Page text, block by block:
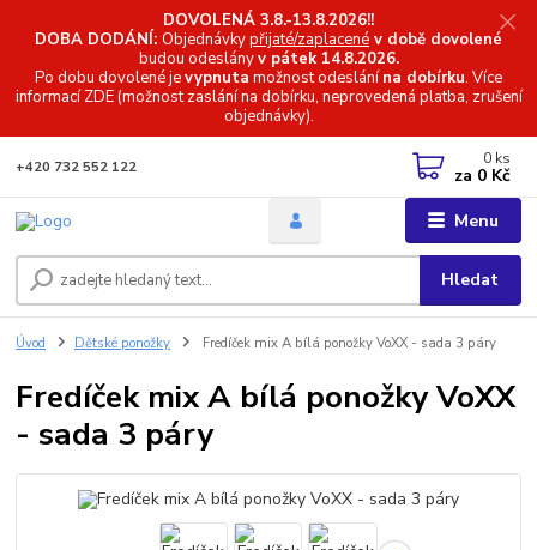
DOVOLENÁ 3.8.-13.8.2026!!
DOBA DODÁNÍ: Objednávkypřijaté/zaplacené v době dovolené
budou odeslányv pátek 14.8.2026.
Po dobu dovolené jevypnuta možnost odeslánína dobírku. Více
informacíZDE (možnost zaslání na dobírku, neprovedená platba, zrušení
objednávky).
Menu
Hledat
+420 732 552 122 0 ks
za 0 Kč
Úvod Dětské ponožky Fredíček mix A bílá ponožky VoXX - sada 3 páry
Fredíček mix A bílá ponožky VoXX
- sada 3 páry